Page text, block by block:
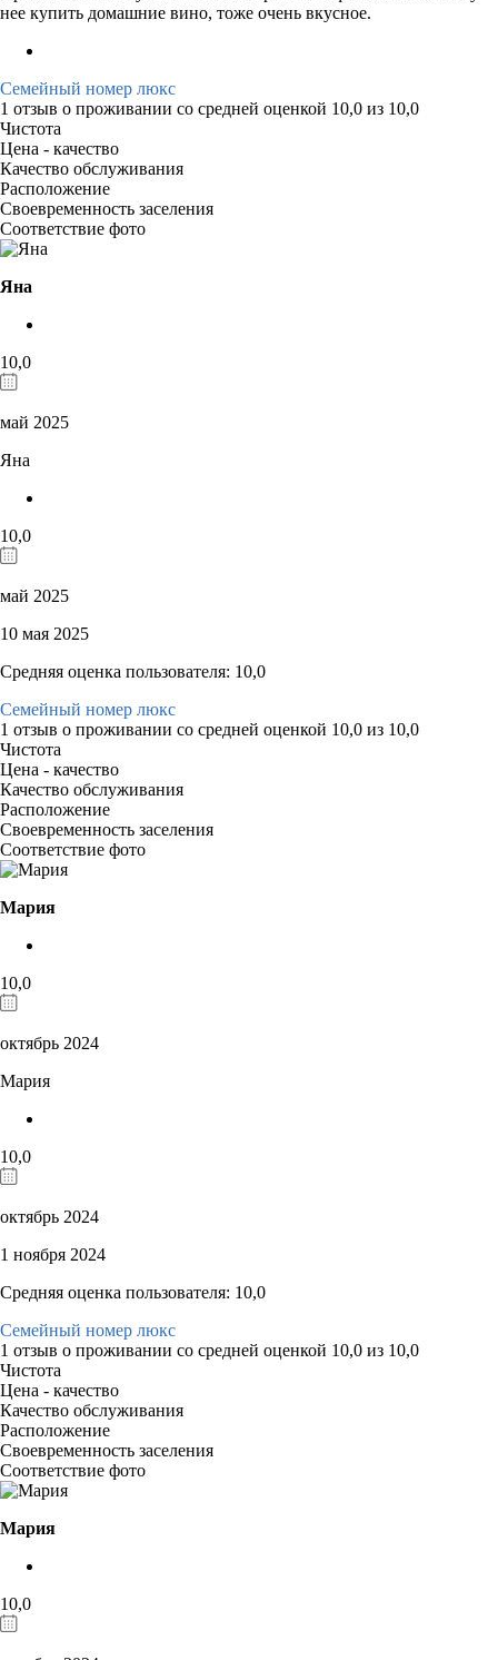
нее купить домашние вино, тоже очень вкусное.
Семейный номер люкс
1 отзыв о проживании со средней оценкой 10,0 из 10,0
Чистота
Цена - качество
Качество обслуживания
Расположение
Своевременность заселения
Соответствие фото
Яна
10,0
май 2025
Яна
10,0
май 2025
10 мая 2025
Средняя оценка пользователя: 10,0
Семейный номер люкс
1 отзыв о проживании со средней оценкой 10,0 из 10,0
Чистота
Цена - качество
Качество обслуживания
Расположение
Своевременность заселения
Соответствие фото
Мария
10,0
октябрь 2024
Мария
10,0
октябрь 2024
1 ноября 2024
Средняя оценка пользователя: 10,0
Семейный номер люкс
1 отзыв о проживании со средней оценкой 10,0 из 10,0
Чистота
Цена - качество
Качество обслуживания
Расположение
Своевременность заселения
Соответствие фото
Мария
10,0